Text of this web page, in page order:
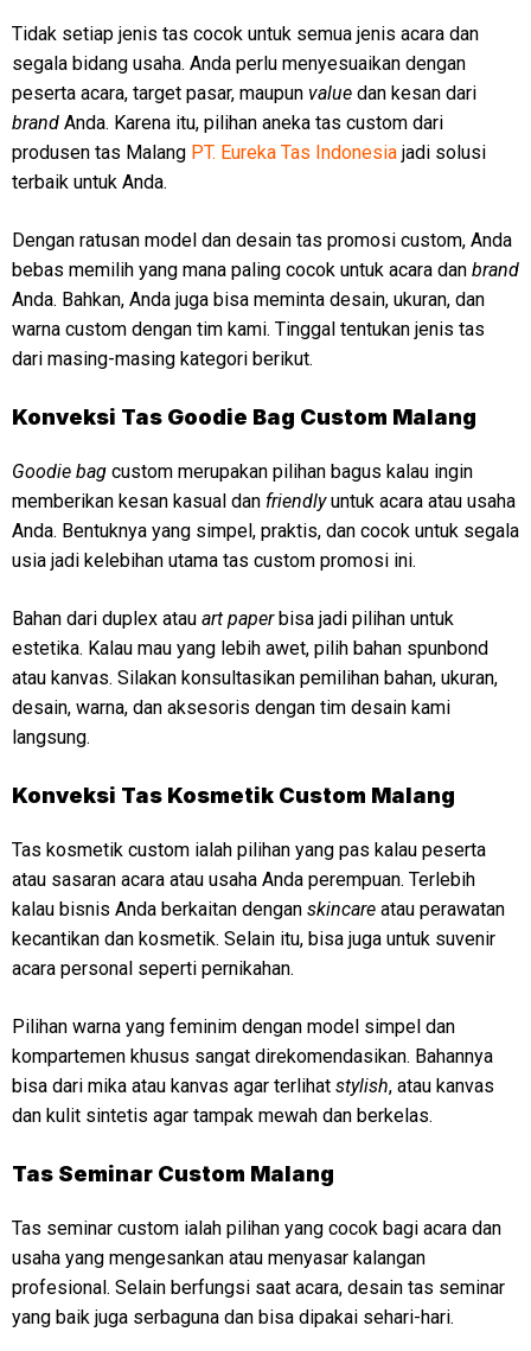
Tidak setiap jenis tas cocok untuk semua jenis acara dan
segala bidang usaha. Anda perlu menyesuaikan dengan
peserta acara, target pasar, maupun value dan kesan dari
brand Anda. Karena itu, pilihan aneka tas custom dari
produsen tas Malang PT. Eureka Tas Indonesia jadi solusi
terbaik untuk Anda.
Dengan ratusan model dan desain tas promosi custom, Anda
bebas memilih yang mana paling cocok untuk acara dan brand
Anda. Bahkan, Anda juga bisa meminta desain, ukuran, dan
warna custom dengan tim kami. Tinggal tentukan jenis tas
dari masing-masing kategori berikut.
Konveksi Tas Goodie Bag Custom Malang
Goodie bag custom merupakan pilihan bagus kalau ingin
memberikan kesan kasual dan friendlyuntuk acara atau usaha
Anda. Bentuknya yang simpel, praktis, dan cocok untuk segala
usia jadi kelebihan utama tas custom promosi ini.
Bahan dari duplex atau art paperbisa jadi pilihan untuk
estetika. Kalau mau yang lebih awet, pilih bahan spunbond
atau kanvas. Silakan konsultasikan pemilihan bahan, ukuran,
desain, warna, dan aksesoris dengan tim desain kami
langsung.
Konveksi Tas Kosmetik Custom Malang
Tas kosmetik custom ialah pilihan yang pas kalau peserta
atau sasaran acara atau usaha Anda perempuan. Terlebih
kalau bisnis Anda berkaitan dengan skincare atau perawatan
kecantikan dan kosmetik. Selain itu, bisa juga untuk suvenir
acara personal seperti pernikahan.
Pilihan warna yang feminim dengan model simpel dan
kompartemen khusus sangat direkomendasikan. Bahannya
bisa dari mika atau kanvas agar terlihat stylish, atau kanvas
dan kulit sintetis agar tampak mewah dan berkelas.
Tas Seminar Custom Malang
Tas seminar custom ialah pilihan yang cocok bagi acara dan
usaha yang mengesankan atau menyasar kalangan
profesional. Selain berfungsi saat acara, desain tas seminar
yang baik juga serbaguna dan bisa dipakai sehari-hari.